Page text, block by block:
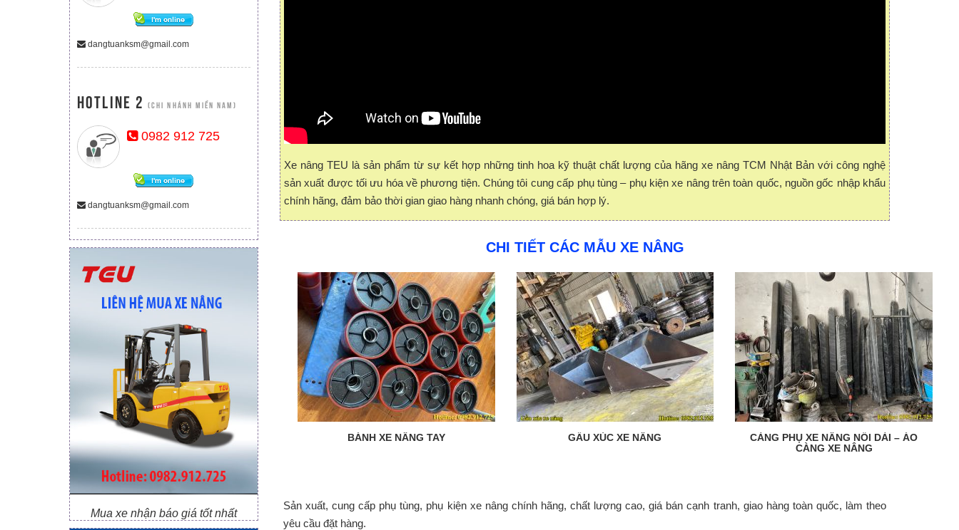
Xe nâng TEU là sản phẩm từ sự kết hợp những tinh hoa kỹ thuật chất lượng của hãng xe nâng TCM Nhật Bản với công nghệ
sản xuất được tối ưu hóa về phương tiện. Chúng tôi cung cấp phụ tùng – phụ kiện xe nâng trên toàn quốc, nguồn gốc nhập khẩu
chính hãng, đảm bảo thời gian giao hàng nhanh chóng, giá bán hợp lý.
CHI TIẾT CÁC MẪU XE NÂNG
BÁNH XE NÂNG TAY GẦU XÚC XE NÂNG
CÀNG PHỤ XE NÂNG NỐI DÀI – ÁO
CÀNG XE NÂNG
Sản xuất, cung cấp phụ tùng, phụ kiện xe nâng chính hãng, chất lượng cao, giá bán cạnh tranh, giao hàng toàn quốc, làm theo
yêu cầu đặt hàng.
dangtuanksm@gmail.com
Hotline 2 (CHI NHÁNH MIỀN NAM)
0982 912 725
dangtuanksm@gmail.com
Mua xe nhận báo giá tốt nhất